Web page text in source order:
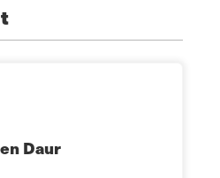
Daur